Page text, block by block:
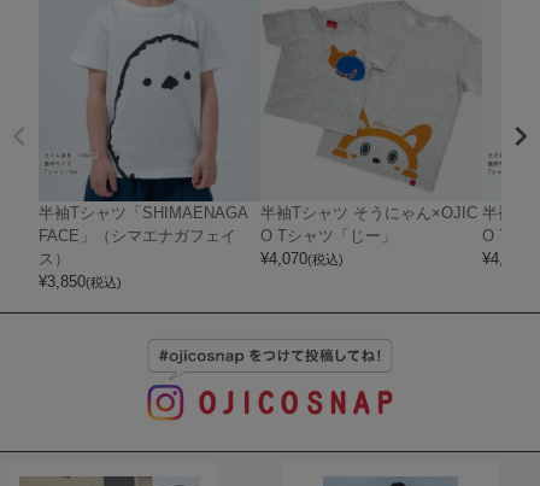
半袖Tシャツ「SHIMAENAGA
FACE」（シマエナガフェイ
ス）
¥3,850(税込)
半袖Tシャツ そうにゃん×OJIC
O Tシャツ「じー」
¥4,070(税込)
半袖T
O Tシ
¥4,070